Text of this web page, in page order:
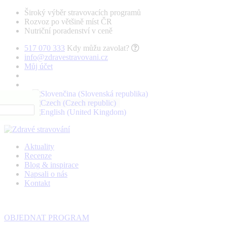
Široký výběr stravovacích programů
Rozvoz po většině míst ČR
Nutriční poradenství v ceně
517 070 333 Kdy můžu zavolat?
info@zdravestravovani.cz
Můj účet
Aktuality
Recenze
Blog & inspirace
Napsali o nás
Kontakt
OBJEDNAT PROGRAM